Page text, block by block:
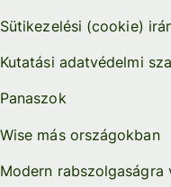
Sütikezelési (cookie)
Kutatási adatvédelmi
Panaszok
Wise más országokban
Modern